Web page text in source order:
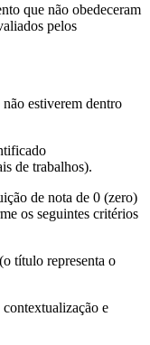
que não obedeceram
pelos
estiverem dentro
de trabalhos).
de nota de 0 (zero)
os seguintes critérios
título representa o
e